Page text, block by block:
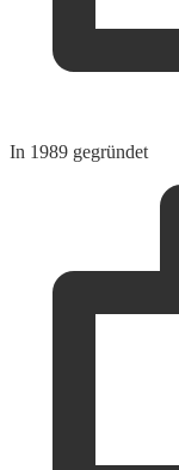
In 1989 gegründet